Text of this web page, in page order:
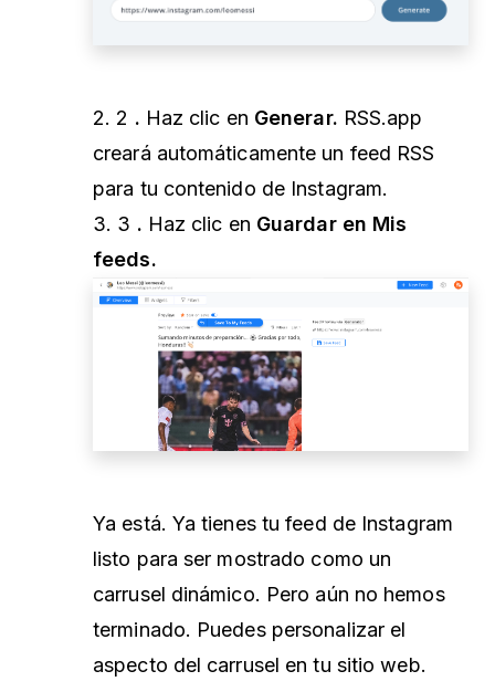
2. 2 . Haz clic en Generar. RSS.app
creará automáticamente un feed RSS
para tu contenido de Instagram.
3. 3 . Haz clic en Guardar en Mis
feeds.
Ya está. Ya tienes tu feed de Instagram
listo para ser mostrado como un
carrusel dinámico. Pero aún no hemos
terminado. Puedes personalizar el
aspecto del carrusel en tu sitio web.